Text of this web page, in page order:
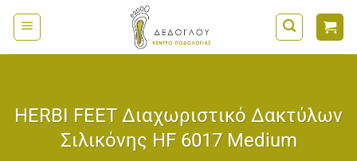
Μετάβαση
στο
περιεχόμενο
HERBI FEET Διαχωριστικό Δακτύλων
Σιλικόνης HF 6017 Medium